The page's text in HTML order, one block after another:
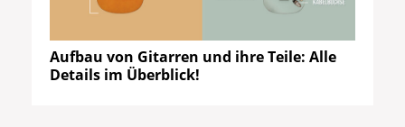
Aufbau von Gitarren und ihre Teile: Alle
Details im Überblick!